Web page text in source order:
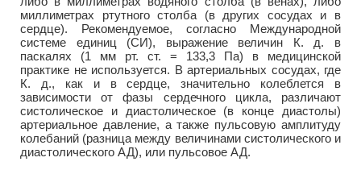
миллиметрах ртутного столба (в других сосудах и в
сердце). Рекомендуемое, согласно Международной
системе единиц (СИ), выражение величин К. д. в
паскалях (1 мм рт. ст. = 133,3 Па) в медицинской
практике не используется. В артериальных сосудах, где
К. д., как и в сердце, значительно колеблется в
зависимости от фазы сердечного цикла, различают
систолическое и диастолическое (в конце диастолы)
артериальное давление, а также пульсовую амплитуду
колебаний (разница между величинами систолического и
диастолического АД), или пульсовое АД.